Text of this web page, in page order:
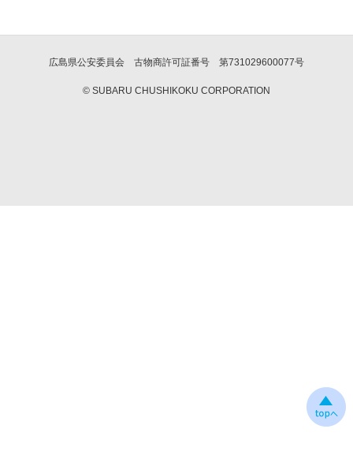
広島県公安委員会 古物商許可証番号 第731029600077号
© SUBARU CHUSHIKOKU CORPORATION